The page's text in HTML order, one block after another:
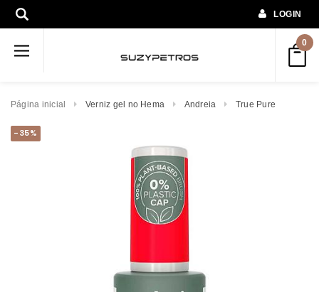
LOGIN
0
Página inicial Verniz gel no Hema Andreia True Pure
-35%